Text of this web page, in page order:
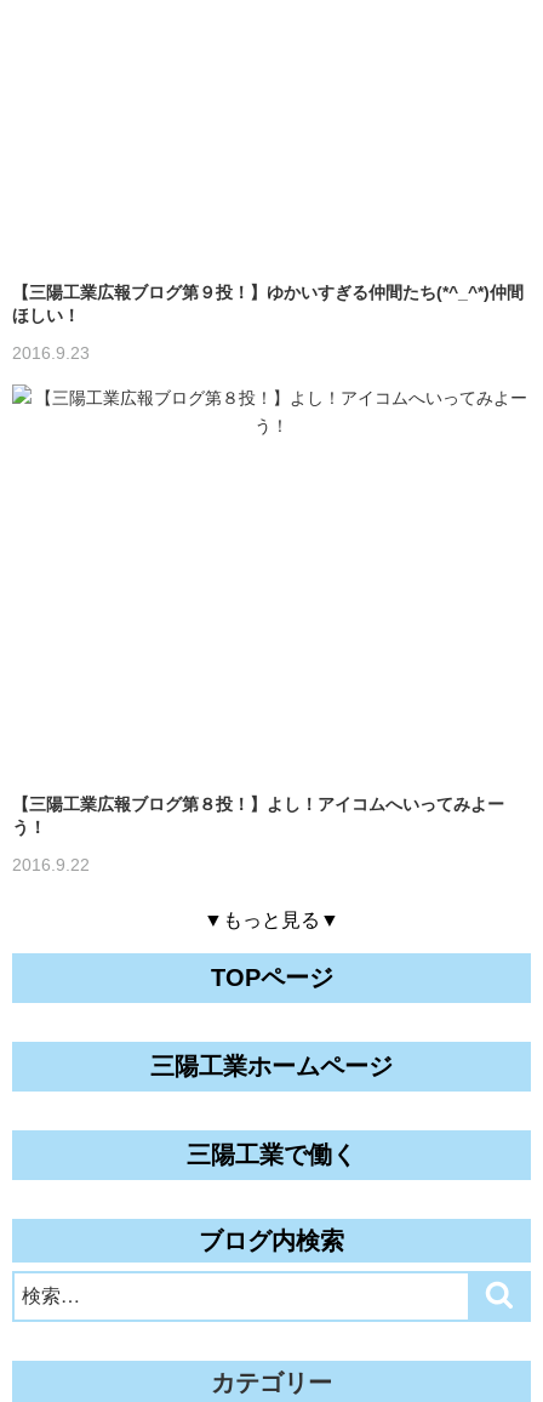
【三陽工業広報ブログ第９投！】ゆかいすぎる仲間たち(*^_^*)仲間
ほしい！
2016.9.23
【三陽工業広報ブログ第８投！】よし！アイコムへいってみよー
う！
2016.9.22
▼もっと見る▼
TOPページ
三陽工業ホームページ
三陽工業で働く
ブログ内検索
検
索:
カテゴリー